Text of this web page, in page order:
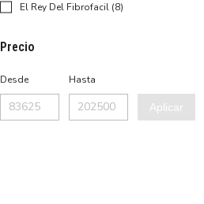
El Rey Del Fibrofacil (8)
Precio
Desde Hasta
Aplicar